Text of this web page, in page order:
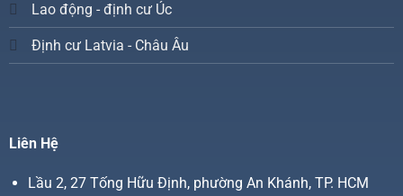
Lao động - định cư Úc
Định cư Latvia - Châu Âu
Liên Hệ
Lầu 2, 27 Tống Hữu Định, phường An Khánh, TP. HCM